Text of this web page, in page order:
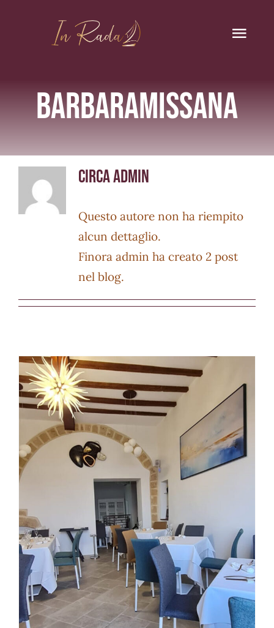
contenuto
In Rada Restaurant
Menu
Vini
barbaramissana
Circaadmin
Questo autore non ha riempito
alcun dettaglio.
Finora admin ha creato 2 post
nel blog.
Prossima Apertura